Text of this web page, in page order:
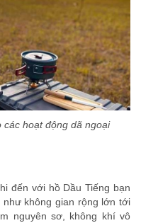
các hoạt động dã ngoại
đến với hồ Dầu Tiếng bạn
không gian rộng lớn tới
nguyên sơ, không khí vô